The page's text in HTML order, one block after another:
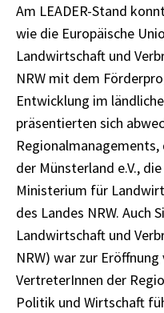
Am LEADER-Stand
wie die Europäische
Landwirtschaft und
NRW mit dem
Entwicklung im
präsentierten sich
der Münsterland e.V.,
Ministerium für
des Landes NRW. Auch
Landwirtschaft und
NRW) war zur
VertreterInnen der
Politik und Wirtschaft